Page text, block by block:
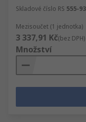
Skladové číslo RS 555-
Mezisoučet (1 jednotka)
3 337,91 Kč(bez DPH)
Množství